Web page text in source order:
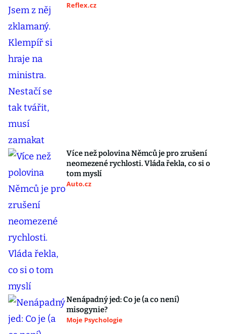
Reflex.cz
Více než polovina Němců je pro zrušení
neomezené rychlosti. Vláda řekla, co si o
tom myslí
Auto.cz
Nenápadný jed: Co je (a co není)
misogynie?
Moje Psychologie